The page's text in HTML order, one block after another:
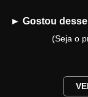
► Gostou
(Seja o